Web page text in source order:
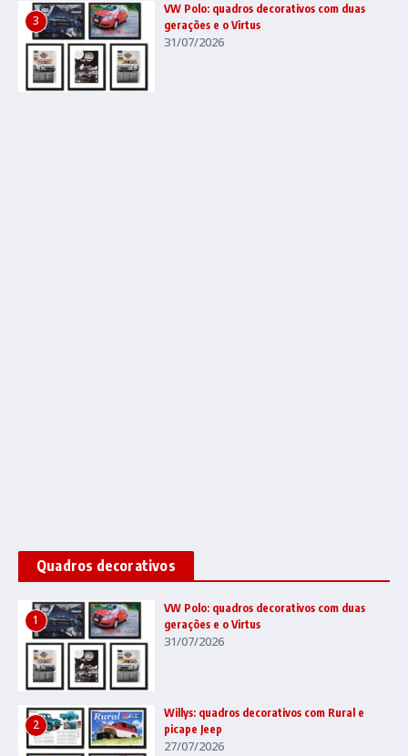
3
VW Polo: quadros decorativos com duas
gerações e o Virtus
31/07/2026
Quadros decorativos
1
VW Polo: quadros decorativos com duas
gerações e o Virtus
31/07/2026
2
Willys: quadros decorativos com Rural e
picape Jeep
27/07/2026